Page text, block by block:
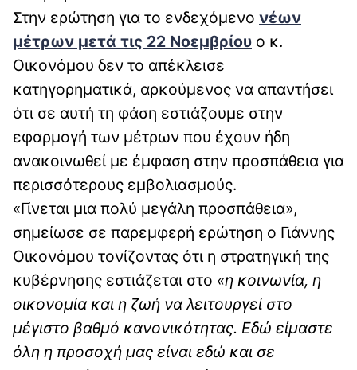
Στην ερώτηση για το ενδεχόμενο νέων
μέτρων μετά τις 22 Νοεμβρίου ο κ.
Οικονόμου δεν το απέκλεισε
κατηγορηματικά, αρκούμενος να απαντήσει
ότι σε αυτή τη φάση εστιάζουμε στην
εφαρμογή των μέτρων που έχουν ήδη
ανακοινωθεί με έμφαση στην προσπάθεια για
περισσότερους εμβολιασμούς.
«Γίνεται μια πολύ μεγάλη προσπάθεια»,
σημείωσε σε παρεμφερή ερώτηση ο Γιάννης
Οικονόμου τονίζοντας ότι η στρατηγική της
κυβέρνησης εστιάζεται στο «η κοινωνία, η
οικονομία και η ζωή να λειτουργεί στο
μέγιστο βαθμό κανονικότητας. Εδώ είμαστε
όλη η προσοχή μας είναι εδώ και σε